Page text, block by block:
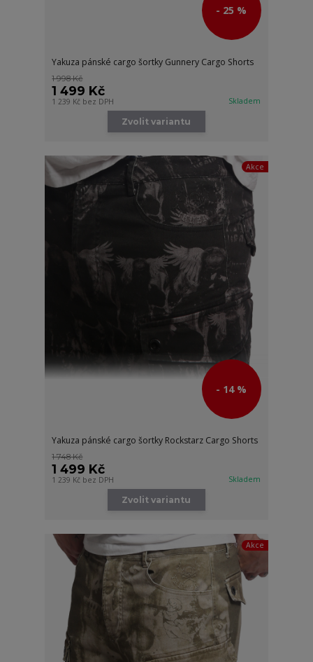
- 25 %
Yakuza pánské cargo šortky Gunnery Cargo Shorts
1 998 Kč
1 499 Kč
1 239 Kč bez DPH Skladem
Zvolit variantu
Akce
- 14 %
Yakuza pánské cargo šortky Rockstarz Cargo Shorts
1 748 Kč
1 499 Kč
1 239 Kč bez DPH Skladem
Zvolit variantu
Akce